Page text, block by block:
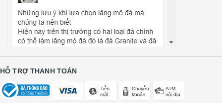
HỖ TRỢ THANH TOÁN